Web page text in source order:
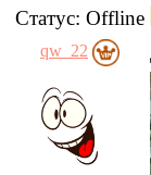
Статус: Offline
qw_22